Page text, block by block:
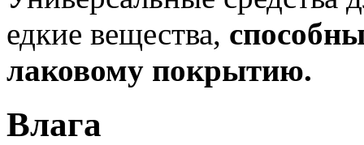
едкие вещества,
лаковому покрытию.
Влага